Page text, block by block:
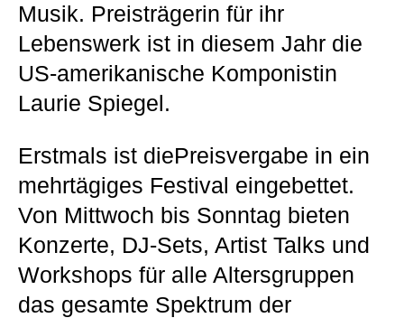
Musik. Preisträgerin für ihr
Lebenswerk ist in diesem Jahr die
US-amerikanische Komponistin
Laurie Spiegel.
Erstmals ist diePreisvergabe in ein
mehrtägiges Festival eingebettet.
Von Mittwoch bis Sonntag bieten
Konzerte, DJ-Sets, Artist Talks und
Workshops für alle Altersgruppen
das gesamte Spektrum der